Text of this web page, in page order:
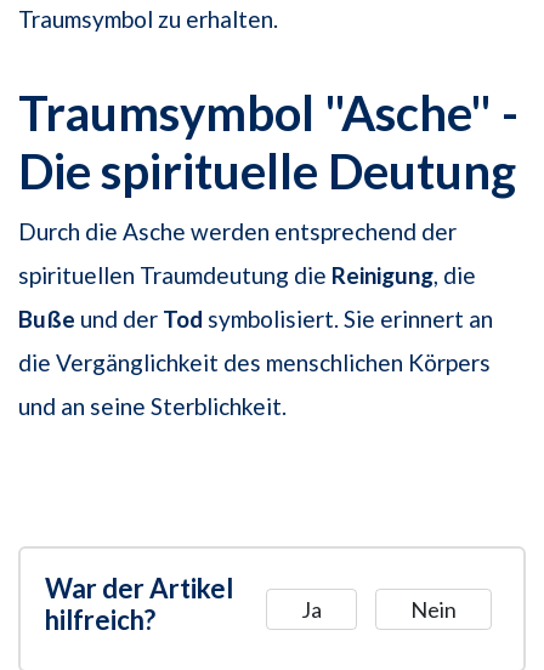
Traumsymbol zu erhalten.
Traumsymbol "Asche" -
Die spirituelle Deutung
Durch die Asche werden entsprechend der
spirituellen Traumdeutung die Reinigung, die
Buße und der Tod symbolisiert. Sie erinnert an
die Vergänglichkeit des menschlichen Körpers
und an seine Sterblichkeit.
War der Artikel
hilfreich?
Ja Nein